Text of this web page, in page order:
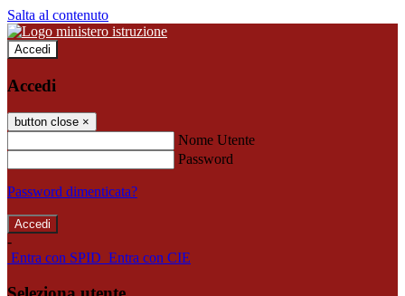
Salta al contenuto
Accedi
Accedi
button close ×
Nome Utente
Password
Password dimenticata?
-
Entra con SPID Entra con CIE